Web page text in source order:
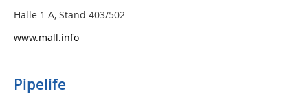
Halle 1 A, Stand 403/502
www.mall.info
Pipelife